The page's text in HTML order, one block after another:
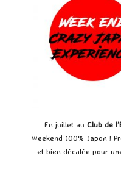
En juillet au Club de
weekend 100% Japon !
et bien décalée pour